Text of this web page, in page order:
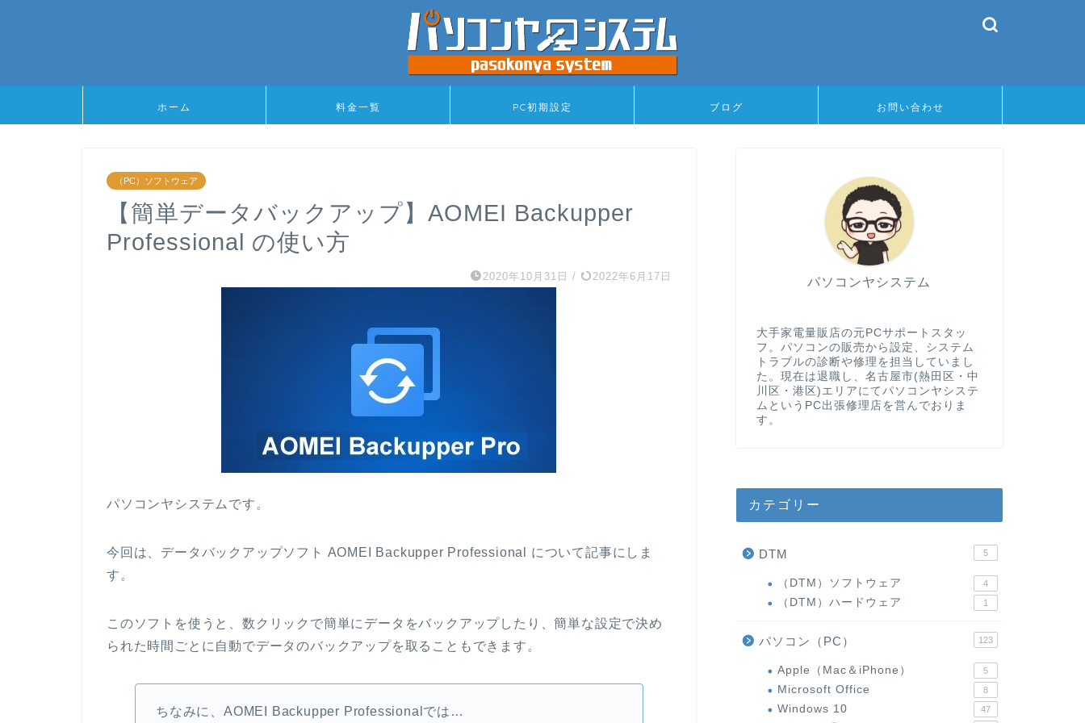
ホーム 料金一覧 PC初期設定 ブログ お問い合わせ
（PC）ソフトウェア
【簡単データバックアップ】AOMEI Backupper
Professional の使い方
2020年10月31日 / 2022年6月17日
パソコンヤシステムです。
今回は、データバックアップソフト AOMEI Backupper Professional について記事にしま
す。
このソフトを使うと、数クリックで簡単にデータをバックアップしたり、簡単な設定で決め
られた時間ごとに自動でデータのバックアップを取ることもできます。
ちなみに、AOMEI Backupper Professionalでは…
パソコンヤシステム
大手家電量販店の元PCサポートスタッ
フ。パソコンの販売から設定、システム
トラブルの診断や修理を担当していまし
た。現在は退職し、名古屋市(熱田区・中
川区・港区)エリアにてパソコンヤシステ
ムというPC出張修理店を営んでおりま
す。
カテゴリー
DTM 5
（DTM）ソフトウェア 4
（DTM）ハードウェア 1
パソコン（PC） 123
Apple（Mac＆iPhone） 5
Microsoft Office 8
Windows 10 47